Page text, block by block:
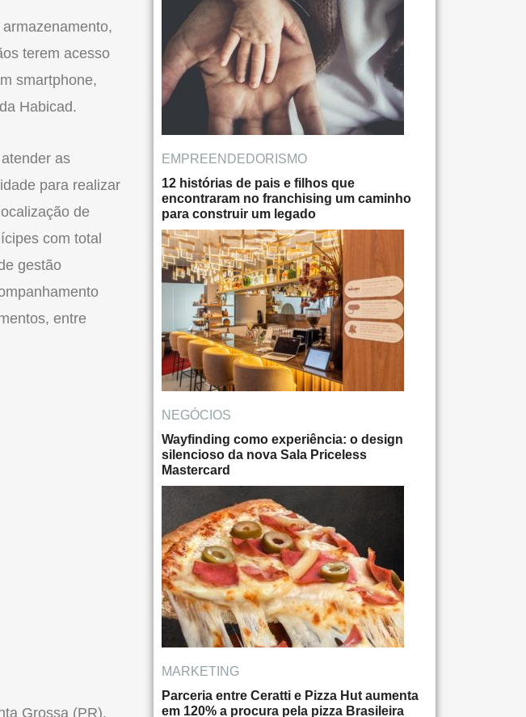
terem acesso
smartphone,
Habicad.
as
para realizar
de
com total
gestão
entre
Grossa (PR),
EMPREENDEDORISMO
12 histórias de pais e filhos que
encontraram no franchising um caminho
para construir um legado
NEGÓCIOS
Wayfinding como experiência: o design
silencioso da nova Sala Priceless
Mastercard
MARKETING
Parceria entre Ceratti e Pizza Hut aumenta
em 120% a procura pela pizza Brasileira